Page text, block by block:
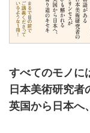
すべてのモノに
日本美術研究者
英国から日本へ